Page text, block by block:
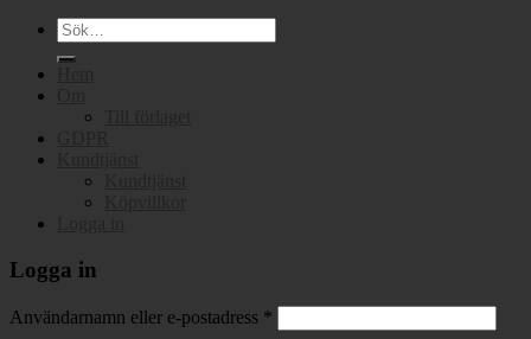
Sök
efter:
Logga in
Användarnamn eller e-postadress *